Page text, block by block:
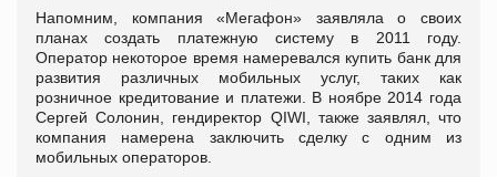
Напомним, компания «Мегафон» заявляла о своих
планах создать платежную систему в 2011 году.
Оператор некоторое время намеревался купить банк для
развития различных мобильных услуг, таких как
розничное кредитование и платежи. В ноябре 2014 года
Сергей Солонин, гендиректор QIWI, также заявлял, что
компания намерена заключить сделку с одним из
мобильных операторов.